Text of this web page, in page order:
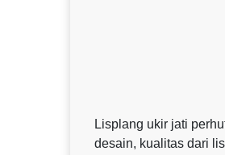
Lisplang ukir jati
desain, kualitas dari